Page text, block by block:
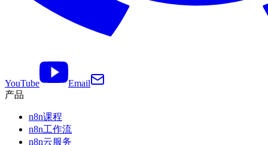
YouTube
Email
产品
n8n课程
n8n工作流
n8n云服务